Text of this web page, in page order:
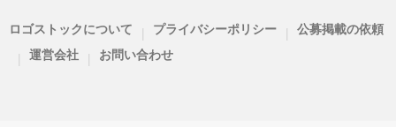
ロゴストックについて | プライバシーポリシー | 公募掲載の依頼
| 運営会社 | お問い合わせ